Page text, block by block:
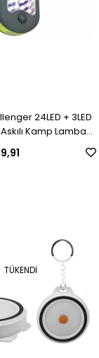
24LED + 3LED
Kamp Lambası
TÜKENDI